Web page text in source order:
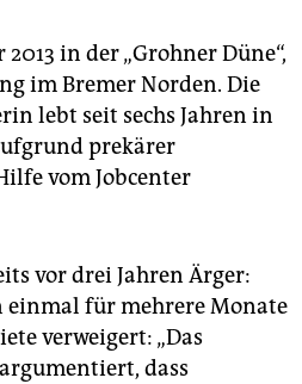
in der „Grohner Düne“,
im Bremer Norden. Die
lebt seit sechs Jahren in
prekärer
vom Jobcenter
vor drei Jahren Ärger:
einmal für mehrere Monate
verweigert: „Das
dass